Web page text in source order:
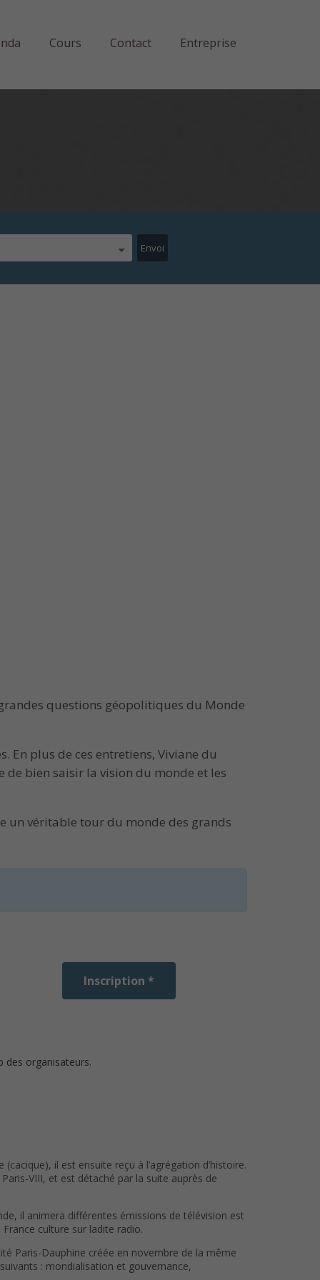
Cours Contact Entreprise
questions géopolitiques du Monde
En plus de ces entretiens, Viviane du
de bien saisir la vision du monde et les
un véritable tour du monde des grands
Inscription *
des organisateurs.
il est ensuite reçu à l’agrégation d’histoire.
VIII, et est détaché par la suite auprès de
il animera différentes émissions de télévision est
culture sur ladite radio.
Paris-Dauphine créée en novembre de la même
: mondialisation et gouvernance,